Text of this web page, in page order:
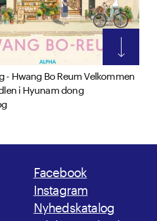
- Hwang Bo Reum Velkommen
i Hyunam dong
Facebook
Instagram
Nyhedskatalog